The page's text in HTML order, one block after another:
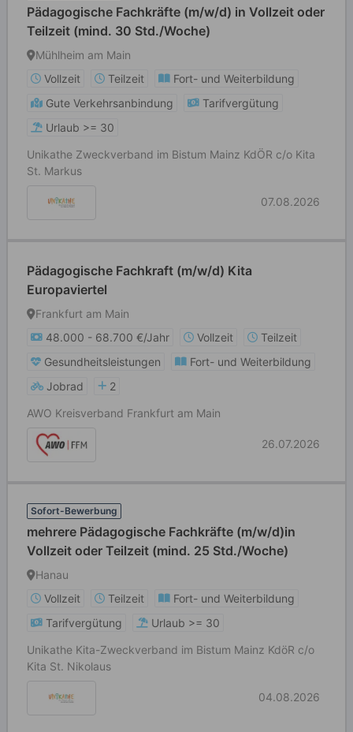
Pädagogische Fachkräfte (m/w/d) in Vollzeit oder
Teilzeit (mind. 30 Std./Woche)
Mühlheim am Main
Vollzeit
Teilzeit
Fort- und Weiterbildung
Gute Verkehrsanbindung
Tarifvergütung
Urlaub >= 30
Unikathe Zweckverband im Bistum Mainz KdÖR c/o Kita
St. Markus
07.08.2026
Pädagogische Fachkraft (m/w/d) Kita
Europaviertel
Frankfurt am Main
48.000 - 68.700 €/Jahr
Vollzeit
Teilzeit
Gesundheitsleistungen
Fort- und Weiterbildung
Jobrad
2
AWO Kreisverband Frankfurt am Main
26.07.2026
Sofort-Bewerbung
mehrere Pädagogische Fachkräfte (m/w/d)in
Vollzeit oder Teilzeit (mind. 25 Std./Woche)
Hanau
Vollzeit
Teilzeit
Fort- und Weiterbildung
Tarifvergütung
Urlaub >= 30
Unikathe Kita-Zweckverband im Bistum Mainz KdöR c/o
Kita St. Nikolaus
04.08.2026